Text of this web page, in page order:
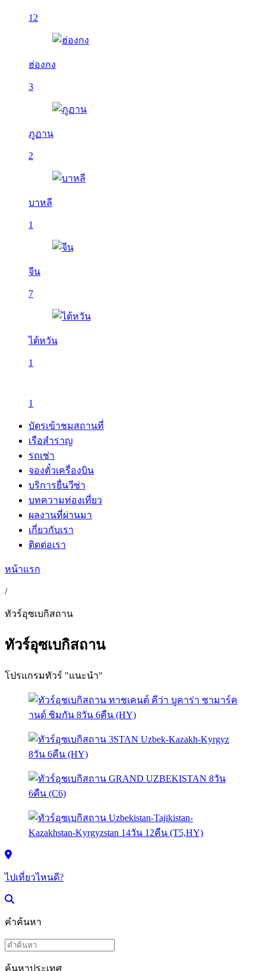
12
ฮ่องกง
3
ภูฏาน
2
บาหลี
1
จีน
7
ไต้หวัน
1
1
บัตรเข้าชมสถานที่
เรือสำราญ
รถเช่า
จองตั๋วเครื่องบิน
บริการยื่นวีซ่า
บทความท่องเที่ยว
ผลงานที่ผ่านมา
เกี่ยวกับเรา
ติดต่อเรา
หน้าแรก
/
ทัวร์อุซเบกิสถาน
ทัวร์อุซเบกิสถาน
โปรแกรมทัวร์ "แนะนำ"
ไปเที่ยวไหนดี?
คำค้นหา
ค้นหาประเทศ